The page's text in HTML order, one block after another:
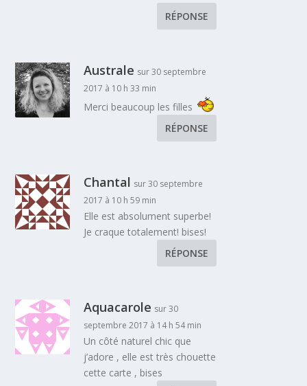
RÉPONSE
Australe sur 30 septembre
2017 à 10 h 33 min
Merci beaucoup les filles
RÉPONSE
Chantal sur 30 septembre
2017 à 10 h 59 min
Elle est absolument superbe!
Je craque totalement! bises!
RÉPONSE
Aquacarole sur 30
septembre 2017 à 14 h 54 min
Un côté naturel chic que
j’adore , elle est très chouette
cette carte , bises